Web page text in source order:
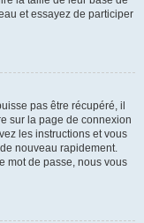
et essayez de participer
pas être récupéré, il
sur la page de connexion
les instructions et vous
nouveau rapidement.
mot de passe, nous vous